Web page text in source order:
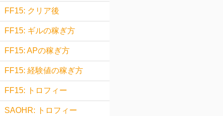
FF15: クリア後
FF15: ギルの稼ぎ方
FF15: APの稼ぎ方
FF15: 経験値の稼ぎ方
FF15: トロフィー
SAOHR: トロフィー